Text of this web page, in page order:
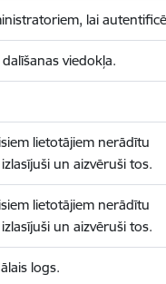
lai
viedokļa.
lietotājiem nerādītu
un aizvēruši tos.
lietotājiem nerādītu
un aizvēruši tos.
logs.